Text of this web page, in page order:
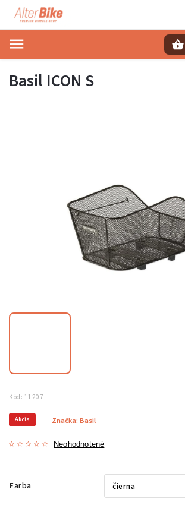
Basil ICON S
Kód: 11207
Akcia
Neohodnotené
Značka: Basil
Farba